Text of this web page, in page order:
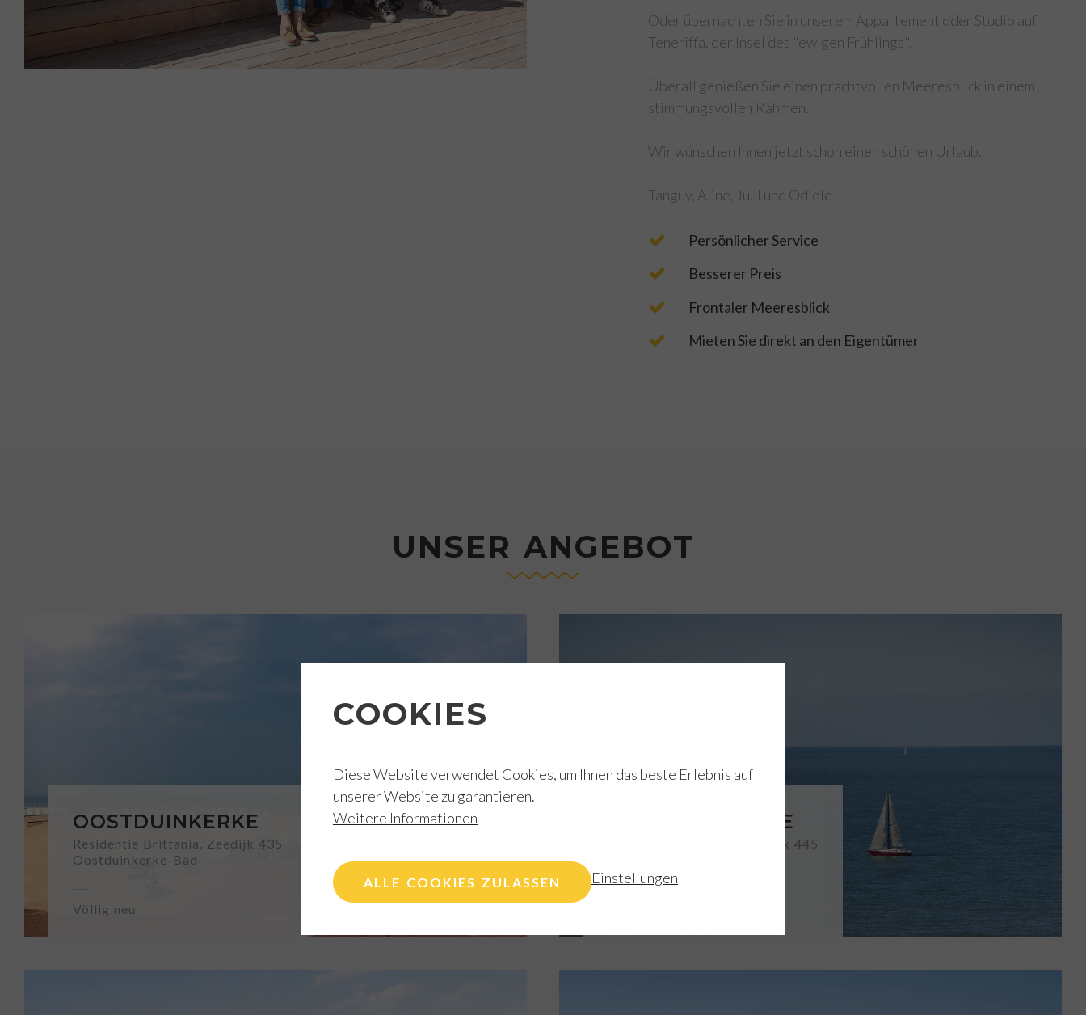
Oder übernachten Sie in unserem Appartement oder Studio auf
Teneriffa, der Insel des "ewigen Frühlings".
Überall genießen Sie einen prachtvollen Meeresblick in einem
stimmungsvollen Rahmen.
Wir wünschen Ihnen jetzt schon einen schönen Urlaub.
Tanguy, Aline, Juul und Odiele
Persönlicher Service
Besserer Preis
Frontaler Meeresblick
Mieten Sie direkt an den Eigentümer
UNSER ANGEBOT
OOSTDUINKERKE
Residentie Brittania, Zeedijk 435
Oostduinkerke-Bad
Völlig neu
OOSTDUINKERKE
Residentie Balmoral, Zeedijk 445
COOKIES
Diese Website verwendet Cookies, um Ihnen das beste Erlebnis auf
unserer Website zu garantieren.
Weitere Informationen
ALLE COOKIES ZULASSEN Einstellungen